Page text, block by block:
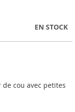
EN STOCK
de cou avec petites